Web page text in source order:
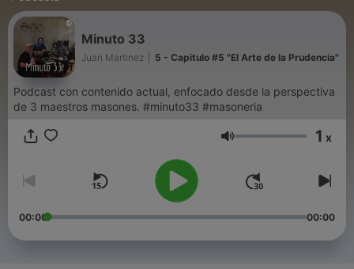
Minuto 33
Juan Martinez 5 - Capitulo #5 "El Arte de la Prudencia"
Podcast con contenido actual, enfocado desde la perspectiva
de 3 maestros masones. #minuto33 #masoneria
Volume 1 x
00:00 00:00